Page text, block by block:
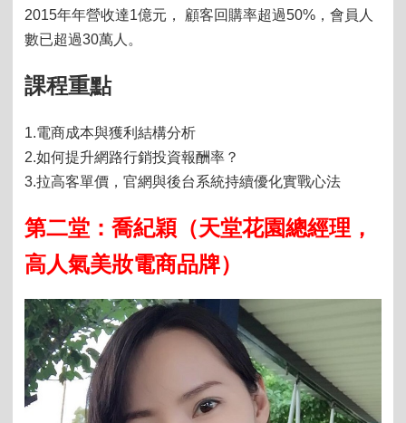
2015年年營收達1億元， 顧客回購率超過50%，會員人
數已超過30萬人。
課程重點
1.電商成本與獲利結構分析
2.如何提升網路行銷投資報酬率？
3.拉高客單價，官網與後台系統持續優化實戰心法
第二堂：喬紀穎（天堂花園總經理，
高人氣美妝電商品牌）